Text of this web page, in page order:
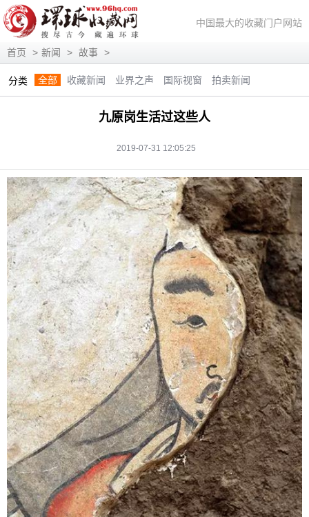
中国最大的收藏门户网站
首页 > 新闻 > 故事 >
分类 全部 收藏新闻 业界之声 国际视窗
拍卖新闻
展会信息
艺术投资 人物访谈 评论观察
视频访谈
艺术评论 快讯 滚动 动态
九原岗生活过这些人
2019-07-31 12:05:25